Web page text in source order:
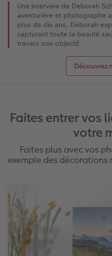
Une interview de Deborah
aventurière et photographe
plus de dix ans, Deborah
capturant toute la beauté
travers son objectif.
Découvrez
Faites entrer vos
votre
Faites plus avec vos
exemple des